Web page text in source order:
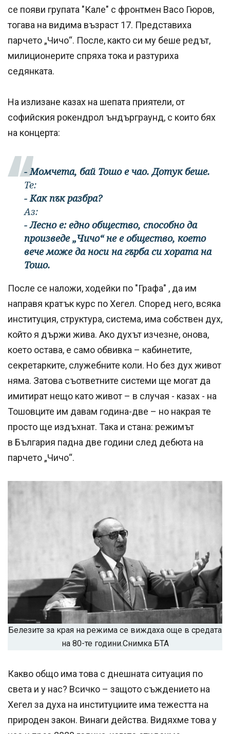
се появи групата "Кале" с фронтмен Васо Гюров,
тогава на видима възраст 17. Представиха
парчето „Чичо“. После, както си му беше редът,
милиционерите спряха тока и разтуриха
седянката.
На излизане казах на шепата приятели, от
софийския рокендрол ъндърграунд, с които бях
на концерта:
- Момчета, бай Тошо е чао. Дотук беше.
Те:
- Как пък разбра?
Аз:
- Лесно е: едно общество, способно да
произведе „Чичо“ не е общество, което
вече може да носи на гърба си хората на
Тошо.
После се наложи, ходейки по "Графа" , да им
направя кратък курс по Хегел. Според него, всяка
институция, структура, система, има собствен дух,
който я държи жива. Ако духът изчезне, онова,
което остава, е само обвивка – кабинетите,
секретарките, служебните коли. Но без дух живот
няма. Затова съответните системи ще могат да
имитират нещо като живот – в случая - казах - на
Тошовците им давам година-две – но накрая те
просто ще издъхнат. Така и стана: режимът
в България падна две години след дебюта на
парчето „Чичо“.
Белезите за края на режима се виждаха още в средата
на 80-те години.Снимка БТА
Какво общо има това с днешната ситуация по
света и у нас? Всичко – защото съждението на
Хегел за духа на институциите има тежестта на
природен закон. Винаги действа. Видяхме това у